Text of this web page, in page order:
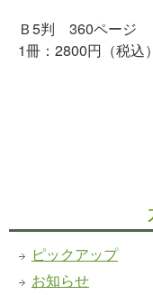
Ｂ5判 360ページ
1冊：2800円（税込）
ピックアップ
お知らせ